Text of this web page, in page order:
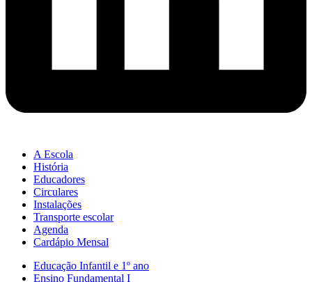
A Escola
História
Educadores
Circulares
Instalações
Transporte escolar
Agenda
Cardápio Mensal
Educação Infantil e 1º ano
Ensino Fundamental I